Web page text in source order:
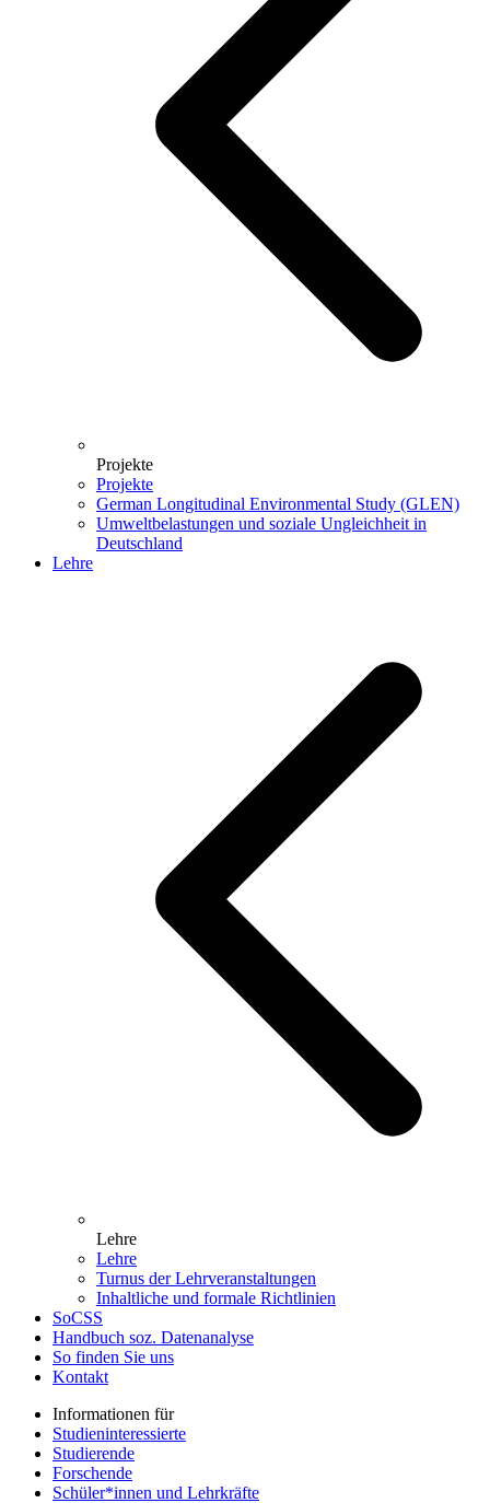
Projekte
Projekte
German Longitudinal Environmental Study (GLEN)
Umweltbelastungen und soziale Ungleichheit in
Deutschland
Lehre
Lehre
Lehre
Turnus der Lehrveranstaltungen
Inhaltliche und formale Richtlinien
SoCSS
Handbuch soz. Datenanalyse
So finden Sie uns
Kontakt
Informationen für
Studieninteressierte
Studierende
Forschende
Schüler*innen und Lehrkräfte